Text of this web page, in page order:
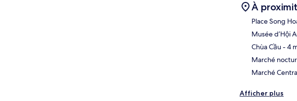
À
Place Song
Musée d’Hội
Chùa Cầu- 4
Marché
Marché
Afficher plus